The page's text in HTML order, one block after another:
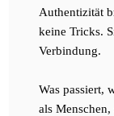
Authentizität
keine Tricks.
Verbindung.
Was passiert,
als